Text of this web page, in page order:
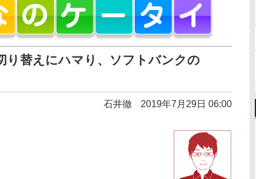
り替えにハマり、ソフトバンクの
石井徹 2019年7月29日 06:00